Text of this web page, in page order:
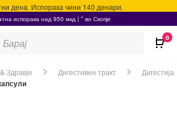
дена. Испорака чини 140 денари.
испорака над 950 мкд | * во Скопје
search
Здравје Дигестивен тракт
Дигестија
0